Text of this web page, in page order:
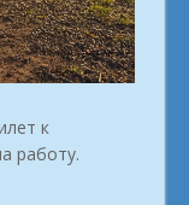
к
работу.